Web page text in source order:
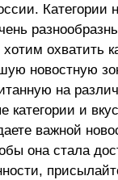
Категории
охватить
новостную
на
категории и
важной
она стала